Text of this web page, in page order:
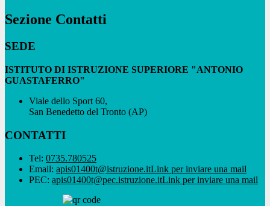
Sezione Contatti
SEDE
ISTITUTO DI ISTRUZIONE SUPERIORE "ANTONIO
GUASTAFERRO"
Viale dello Sport 60,
San Benedetto del Tronto (AP)
CONTATTI
Tel: 0735.780525
Email: apis01400t@istruzione.itLink per inviare una mail
PEC: apis01400t@pec.istruzione.itLink per inviare una mail